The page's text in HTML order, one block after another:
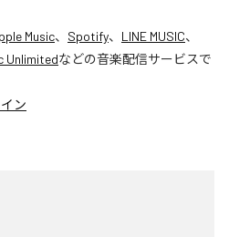
Music、 Spotify、 LINE MUSIC、
Unlimitedなどの音楽配信サービスで
ン